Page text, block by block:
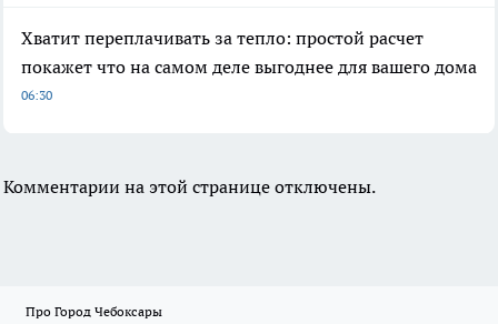
Хватит переплачивать за тепло: простой расчет
покажет что на самом деле выгоднее для вашего дома
06:30
Комментарии на этой странице отключены.
Про Город Чебоксары